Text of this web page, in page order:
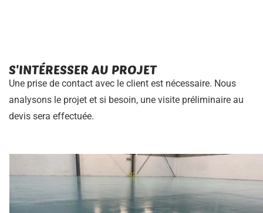
S'INTÉRESSER AU PROJET
Une prise de contact avec le client est nécessaire. Nous
analysons le projet et si besoin, une visite préliminaire au
devis sera effectuée.